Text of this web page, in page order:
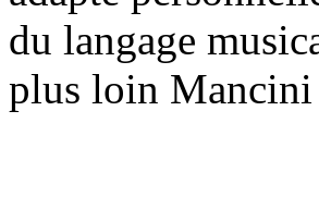
du langage
plus loin Mancini